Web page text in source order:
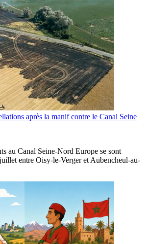
après la manif contre le Canal Seine
au Canal Seine-Nord Europe se sont
entre Oisy-le-Verger et Aubencheul-au-